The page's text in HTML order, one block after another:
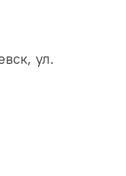
ул.